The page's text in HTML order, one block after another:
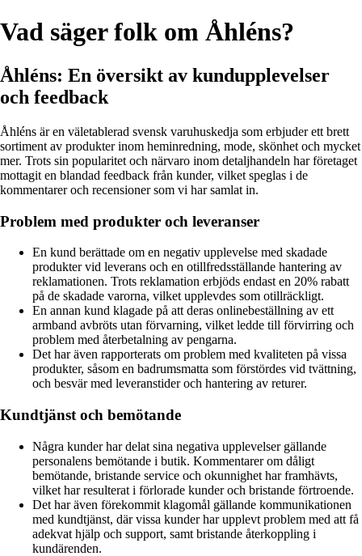
Vad säger folk om Åhléns?
Åhléns: En översikt av kundupplevelser
och feedback
Åhléns är en väletablerad svensk varuhuskedja som erbjuder ett brett
sortiment av produkter inom heminredning, mode, skönhet och mycket
mer. Trots sin popularitet och närvaro inom detaljhandeln har företaget
mottagit en blandad feedback från kunder, vilket speglas i de
kommentarer och recensioner som vi har samlat in.
Problem med produkter och leveranser
En kund berättade om en negativ upplevelse med skadade
produkter vid leverans och en otillfredsställande hantering av
reklamationen. Trots reklamation erbjöds endast en 20% rabatt
på de skadade varorna, vilket upplevdes som otillräckligt.
En annan kund klagade på att deras onlinebeställning av ett
armband avbröts utan förvarning, vilket ledde till förvirring och
problem med återbetalning av pengarna.
Det har även rapporterats om problem med kvaliteten på vissa
produkter, såsom en badrumsmatta som förstördes vid tvättning,
och besvär med leveranstider och hantering av returer.
Kundtjänst och bemötande
Några kunder har delat sina negativa upplevelser gällande
personalens bemötande i butik. Kommentarer om dåligt
bemötande, bristande service och okunnighet har framhävts,
vilket har resulterat i förlorade kunder och bristande förtroende.
Det har även förekommit klagomål gällande kommunikationen
med kundtjänst, där vissa kunder har upplevt problem med att få
adekvat hjälp och support, samt bristande återkoppling i
kundärenden.